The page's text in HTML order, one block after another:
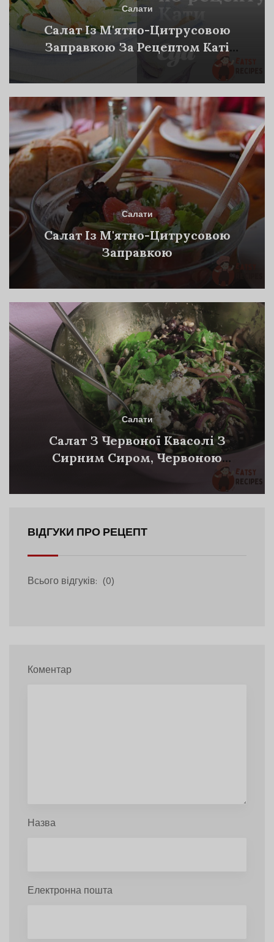
Салати
Салат Із М'ятно-Цитрусовою
Заправкою За Рецептом Каті
Метелиці
Салати
Салат Із М'ятно-Цитрусовою
Заправкою
Салати
Салат З Червоної Квасолі З
Сирним Сиром, Червоною
Цибулею Та Сезонним Салатом
ВІДГУКИ ПРО РЕЦЕПТ
Всього відгуків: (0)
Коментар
Назва
Електронна пошта